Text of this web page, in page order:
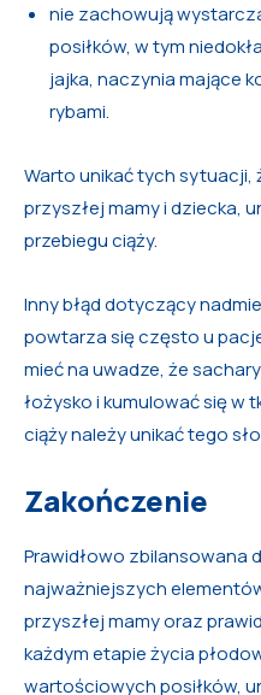
nie zachowują
posiłków, w tym
jajka, naczynia mające
rybami.
Warto unikać tych sytuacji,
przyszłej mamy i dziecka,
przebiegu ciąży.
Inny błąd dotyczący
powtarza się często u
mieć na uwadze, że
łożysko i kumulować się w
ciąży należy unikać tego
Zakończenie
Prawidłowo zbilansowana
najważniejszych
przyszłej mamy oraz
każdym etapie życia
wartościowych posiłków,